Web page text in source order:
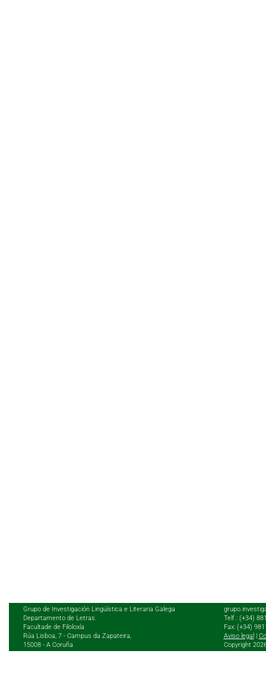
Grupo de Investigación Lingüística e Literaria Galega
Departamento de Letras.
Facultade de Filoloxía
Rúa Lisboa, 7 - Campus da Zapateira,
15008 - A Coruña
Telf.: (+34)
Fax: (+34)
Aviso legal
Copyright